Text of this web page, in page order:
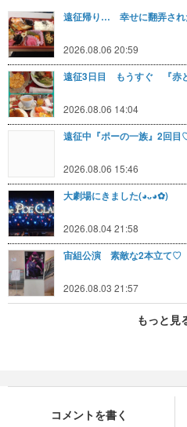
遠征帰り… 幸せに翻弄され
2026.08.06 20:59
遠征3日目 もうすぐ 『赤
2026.08.06 14:04
遠征中『ポーの一族』2回
2026.08.06 15:46
大劇場にきました(⁠◕⁠ᴗ⁠◕⁠✿⁠)
2026.08.04 21:58
宙組公演 素敵な2本立て♡
2026.08.03 21:57
もっと見
コメントを書く